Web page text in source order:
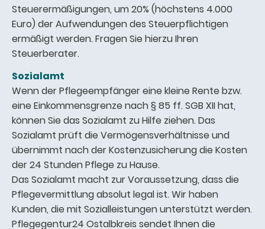
Steuerermäßigungen, um 20% (höchstens 4.000
Euro) der Aufwendungen des Steuerpflichtigen
ermäßigt werden. Fragen Sie hierzu Ihren
Steuerberater.
Sozialamt
Wenn der Pflegeempfänger eine kleine Rente bzw.
eine Einkommensgrenze nach § 85 ff. SGB XII hat,
können Sie das Sozialamt zu Hilfe ziehen. Das
Sozialamt prüft die Vermögensverhältnisse und
übernimmt nach der Kostenzusicherung die Kosten
der 24 Stunden Pflege zu Hause.
Das Sozialamt macht zur Voraussetzung, dass die
Pflegevermittlung absolut legal ist. Wir haben
Kunden, die mit Sozialleistungen unterstützt werden.
Pflegegentur24 Ostalbkreis sendet Ihnen die